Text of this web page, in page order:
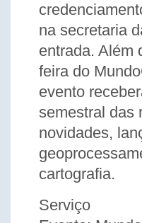
na secretaria
entrada. Além
feira do
evento
semestral das
novidades,
cartografia.
Serviço